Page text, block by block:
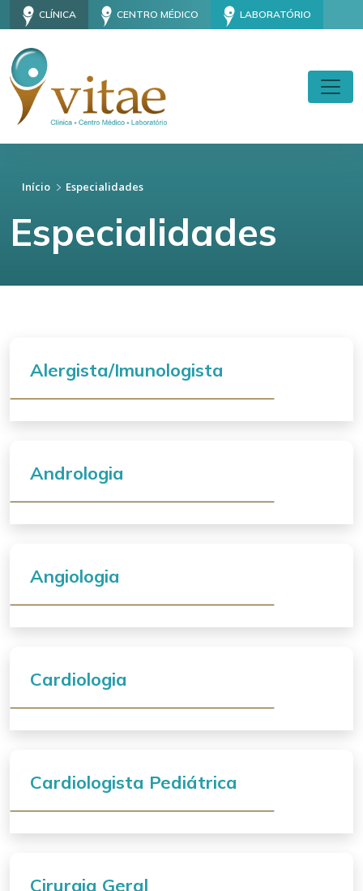
CLÍNICA CENTRO MÉDICO LABORATÓRIO
Início Especialidades
Especialidades
Alergista/Imunologista
Andrologia
Angiologia
Cardiologia
Cardiologista Pediátrica
Cirurgia Geral